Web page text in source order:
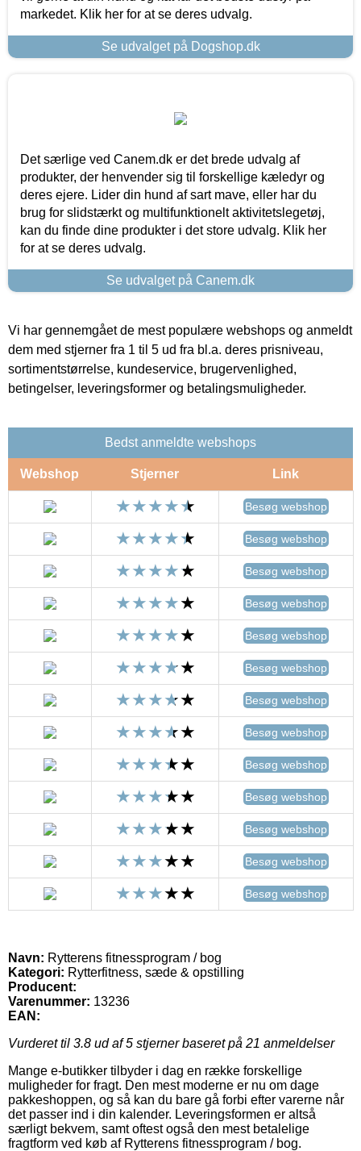
markedet. Klik her for at se deres udvalg.
Se udvalget på Dogshop.dk
Det særlige ved Canem.dk er det brede udvalg af
produkter, der henvender sig til forskellige kæledyr og
deres ejere. Lider din hund af sart mave, eller har du
brug for slidstærkt og multifunktionelt aktivitetslegetøj,
kan du finde dine produkter i det store udvalg. Klik her
for at se deres udvalg.
Se udvalget på Canem.dk
Vi har gennemgået de mest populære webshops og anmeldt
dem med stjerner fra 1 til 5 ud fra bl.a. deres prisniveau,
sortimentstørrelse, kundeservice, brugervenlighed,
betingelser, leveringsformer og betalingsmuligheder.
Bedst anmeldte webshops
Webshop Stjerner Link
Besøg webshop
Besøg webshop
Besøg webshop
Besøg webshop
Besøg webshop
Besøg webshop
Besøg webshop
Besøg webshop
Besøg webshop
Besøg webshop
Besøg webshop
Besøg webshop
Besøg webshop
Navn: Rytterens fitnessprogram / bog
Kategori: Rytterfitness, sæde & opstilling
Producent:
Varenummer: 13236
EAN:
Vurderet til 3.8 ud af 5 stjerner baseret på 21 anmeldelser
Mange e-butikker tilbyder i dag en række forskellige
muligheder for fragt. Den mest moderne er nu om dage
pakkeshoppen, og så kan du bare gå forbi efter varerne når
det passer ind i din kalender. Leveringsformen er altså
særligt bekvem, samt oftest også den mest betalelige
fragtform ved køb af Rytterens fitnessprogram / bog.